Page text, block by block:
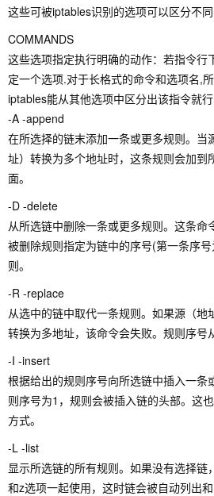
这些可被iptables识别的选项可以区分不同
COMMANDS
这些选项指定执行明确的动作：若指令行
定一个选项.对于长格式的命令和选项名,
iptables能从其他选项中区分出该指令就行
-A -append
在所选择的链末添加一条或更多规则。当
址）转换为多个地址时，这条规则会加到
面。
-D -delete
从所选链中删除一条或更多规则。这条命
被删除规则指定为链中的序号(第一条序
则。
-R -replace
从选中的链中取代一条规则。如果源（地
转换为多地址，该命令会失败。规则序号
-I -insert
根据给出的规则序号向所选链中插入一条
则序号为1，规则会被插入链的头部。这
方式。
-L -list
显示所选链的所有规则。如果没有选择链
和z选项一起使用，这时链会被自动列出